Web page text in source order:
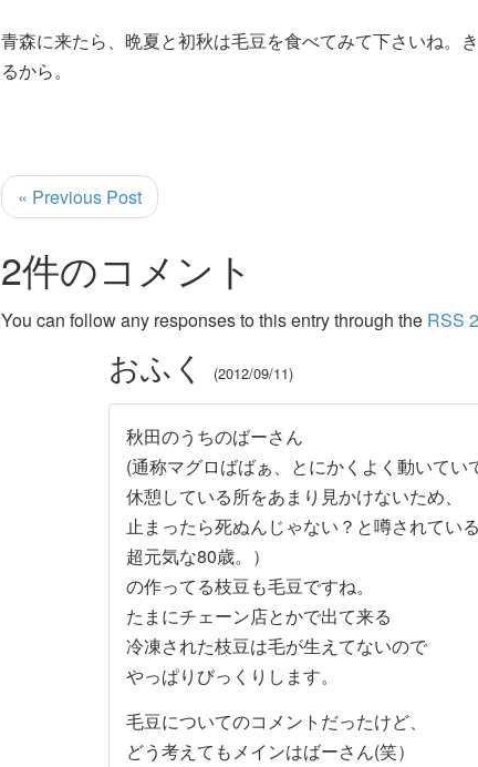
青森に来たら、晩夏と初秋は毛豆を食べてみて下さいね。
るから。
« Previous Post
2件のコメント
You can follow any responses to this entry through the RSS
おふく 2012/09/11
秋田のうちのばーさん
(通称マグロばばぁ、とにかくよく動いてい
休憩している所をあまり見かけないため、
止まったら死ぬんじゃない？と噂されている
超元気な80歳。）
の作ってる枝豆も毛豆ですね。
たまにチェーン店とかで出て来る
冷凍された枝豆は毛が生えてないので
やっぱりびっくりします。
毛豆についてのコメントだったけど、
どう考えてもメインはばーさん(笑）